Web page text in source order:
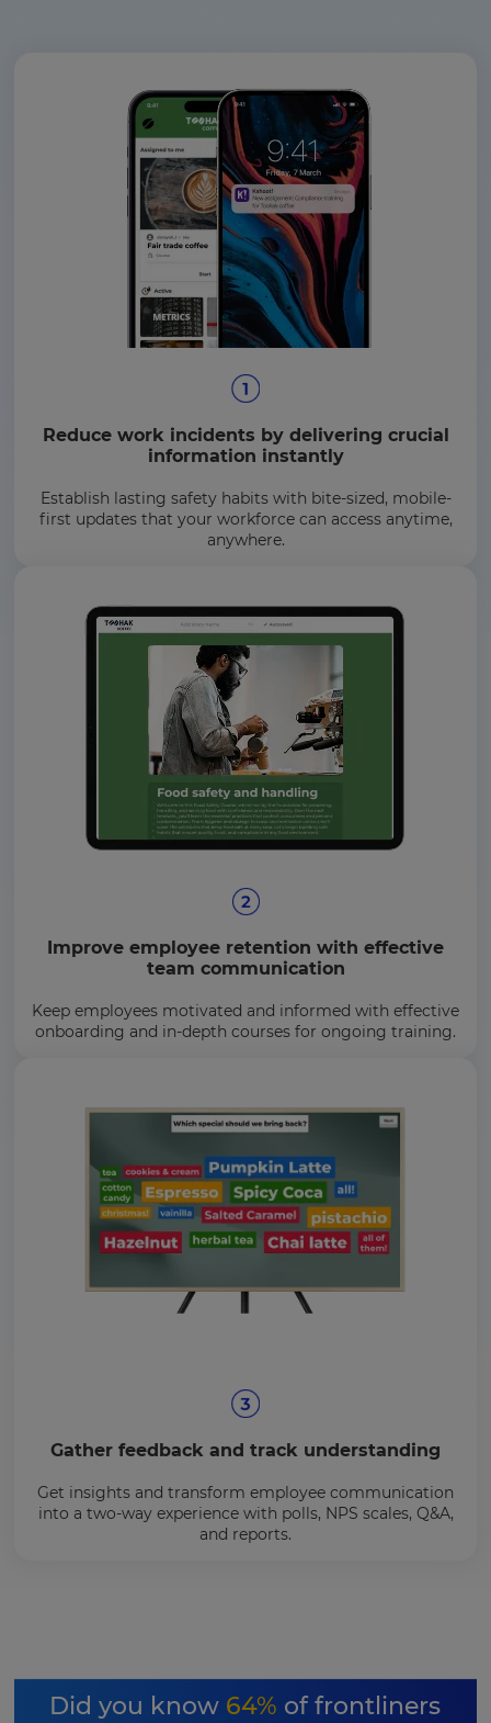
Reduce work incidents by delivering crucial
information instantly
Establish lasting safety habits with bite-sized, mobile-
first updates that your workforce can access anytime,
anywhere.
Improve employee retention with effective
team communication
Keep employees motivated and informed with effective
onboarding and in-depth courses for ongoing training.
Gather feedback and track understanding
Get insights and transform employee communication
into a two-way experience with polls, NPS scales, Q&A,
and reports.
Did you know 64% of frontliners